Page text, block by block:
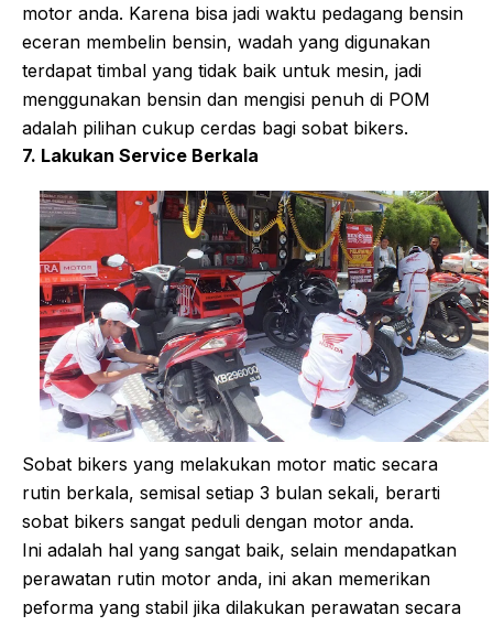
motor anda. Karena bisa jadi waktu pedagang bensin
eceran membelin bensin, wadah yang digunakan
terdapat timbal yang tidak baik untuk mesin, jadi
menggunakan bensin dan mengisi penuh di POM
adalah pilihan cukup cerdas bagi sobat bikers.
7. Lakukan Service Berkala
Sobat bikers yang melakukan motor matic secara
rutin berkala, semisal setiap 3 bulan sekali, berarti
sobat bikers sangat peduli dengan motor anda.
Ini adalah hal yang sangat baik, selain mendapatkan
perawatan rutin motor anda, ini akan memerikan
peforma yang stabil jika dilakukan perawatan secara